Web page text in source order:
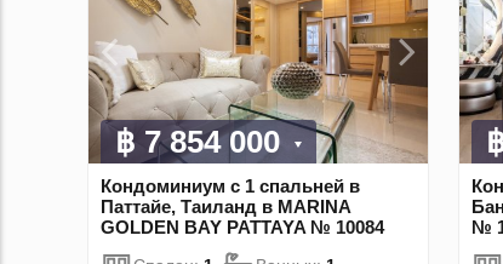
฿ 7 854 000
Кондоминиум с 1 спальней в
Паттайе, Таиланд в MARINA
GOLDEN BAY PATTAYA № 10084
№